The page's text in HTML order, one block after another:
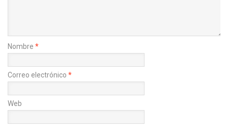
Nombre *
Correo electrónico *
Web